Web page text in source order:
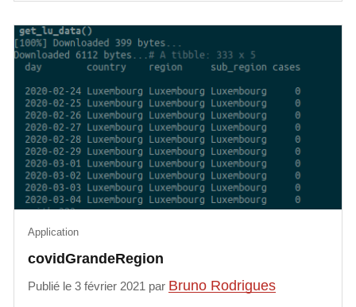
covidGrandeRegion
Application
Publié le 3 février 2021 par Bruno Rodrigues